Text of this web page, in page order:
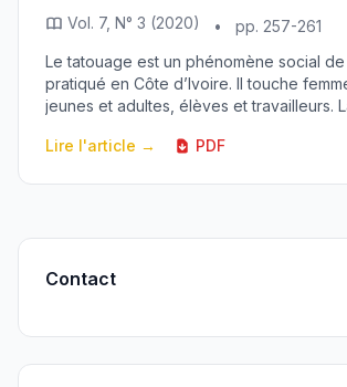
Vol. 7, N° 3 (2020) •
pp. 257-261
Le tatouage est un phénomène social
pratiqué en Côte d’Ivoire. Il touche
jeunes et adultes, élèves et travailleurs.
Lire l'article →
PDF
Contact